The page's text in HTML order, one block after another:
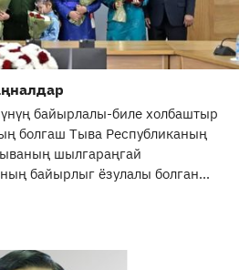
байырлалы-биле холбаштыр
болгаш Тыва Республиканың
шылгараңгай
байырлыг ёзулалы болган...